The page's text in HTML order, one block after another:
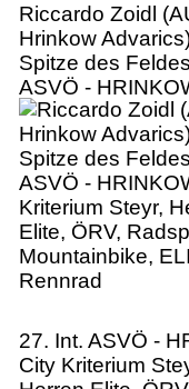
Riccardo Zoidl
Hrinkow
Spitze des
ASVÖ -
Kriterium Steyr,
Elite, ÖRV,
Mountainbike,
Rennrad
27. Int. ASVÖ -
City Kriterium